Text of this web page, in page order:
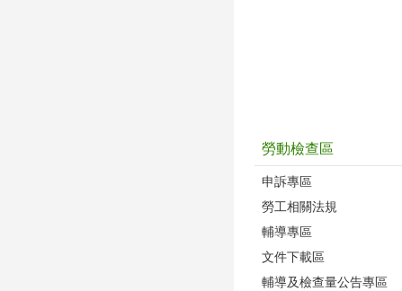
勞動檢查區
申訴專區
勞工相關法規
輔導專區
文件下載區
輔導及檢查量公告專區